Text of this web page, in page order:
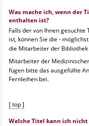
Was mache ich, wenn der
enthalten ist?
Falls der von Ihnen
ist, können Sie die -
die Mitarbeiter der
Mitarbeiter der
fügen bitte das ausgefüllte
Fernleihen bei.
[ top ]
Welche Titel kann ich